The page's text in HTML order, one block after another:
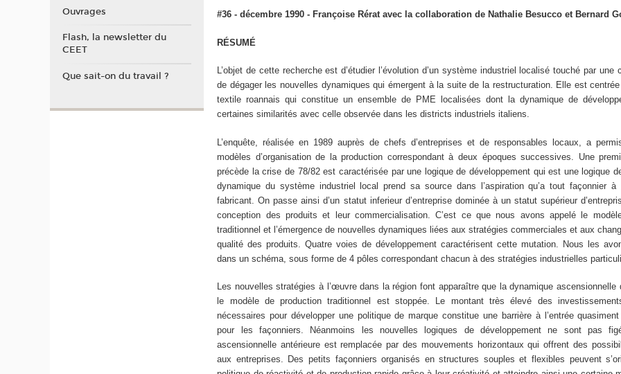
#36 - décembre 1990 - Françoise Rérat avec la collaboration de Nathalie Besucco et Bernard
RÉSUMÉ
L’objet de cette recherche est d’étudier l’évolution d’un système industriel localisé touché par une
de dégager les nouvelles dynamiques qui émergent à la suite de la restructuration. Elle est
textile roannais qui constitue un ensemble de PME localisées dont la dynamique de
certaines similarités avec celle observée dans les districts industriels italiens.
L’enquête, réalisée en 1989 auprès de chefs d’entreprises et de responsables locaux, a
modèles d’organisation de la production correspondant à deux époques successives. Une
précède la crise de 78/82 est caractérisée par une logique de développement qui est une logique
dynamique du système industriel local prend sa source dans l’aspiration qu’a tout façonnier à
fabricant. On passe ainsi d’un statut inferieur d’entreprise dominée à un statut supérieur
conception des produits et leur commercialisation. C’est ce que nous avons appelé le
traditionnel et l’émergence de nouvelles dynamiques liées aux stratégies commerciales et aux
qualité des produits. Quatre voies de développement caractérisent cette mutation. Nous les
dans un schéma, sous forme de 4 pôles correspondant chacun à des stratégies industrielles
Les nouvelles stratégies à l’œuvre dans la région font apparaître que la dynamique ascensionnelle
le modèle de production traditionnel est stoppée. Le montant très élevé des
nécessaires pour développer une politique de marque constitue une barrière à l’entrée
pour les façonniers. Néanmoins les nouvelles logiques de développement ne sont pas
ascensionnelle antérieure est remplacée par des mouvements horizontaux qui offrent des
aux entreprises. Des petits façonniers organisés en structures souples et flexibles peuvent
Ouvrages
Flash, la newsletter du
CEET
Que sait-on du travail ?